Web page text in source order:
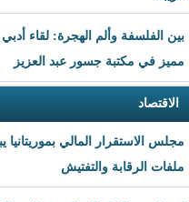
لقاء أدبي
عبد العزيز
بموريتانيا يبحث